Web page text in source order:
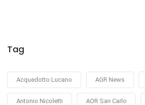
Tag
Acquedotto Lucano AGR News
Antonio Nicoletti AOR San Carlo